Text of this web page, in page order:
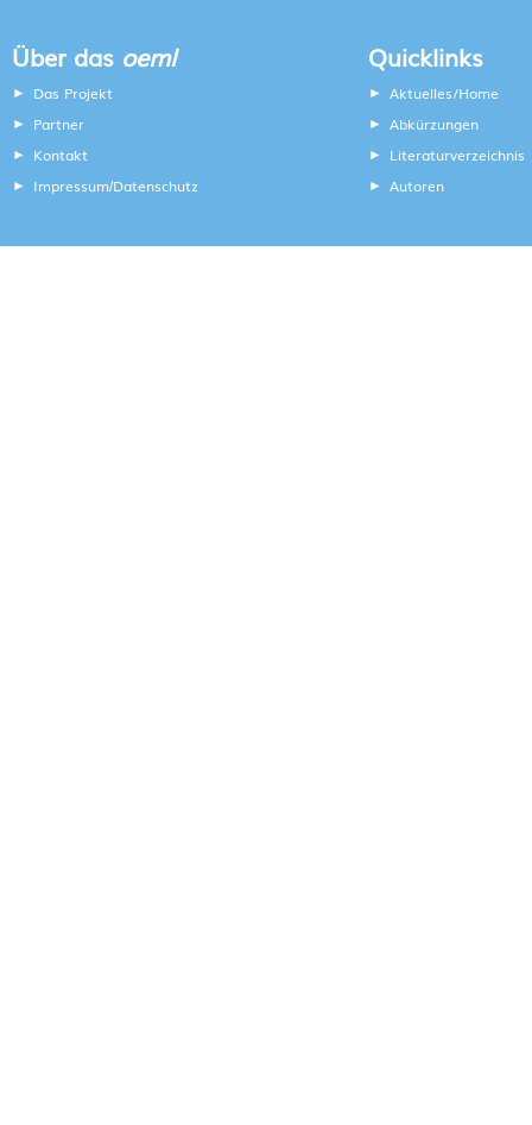
Über das oeml
Das Projekt
Partner
Kontakt
Impressum/Datenschutz
Quicklinks
Aktuelles/Home
Abkürzungen
Literaturverzeichnis
Autoren